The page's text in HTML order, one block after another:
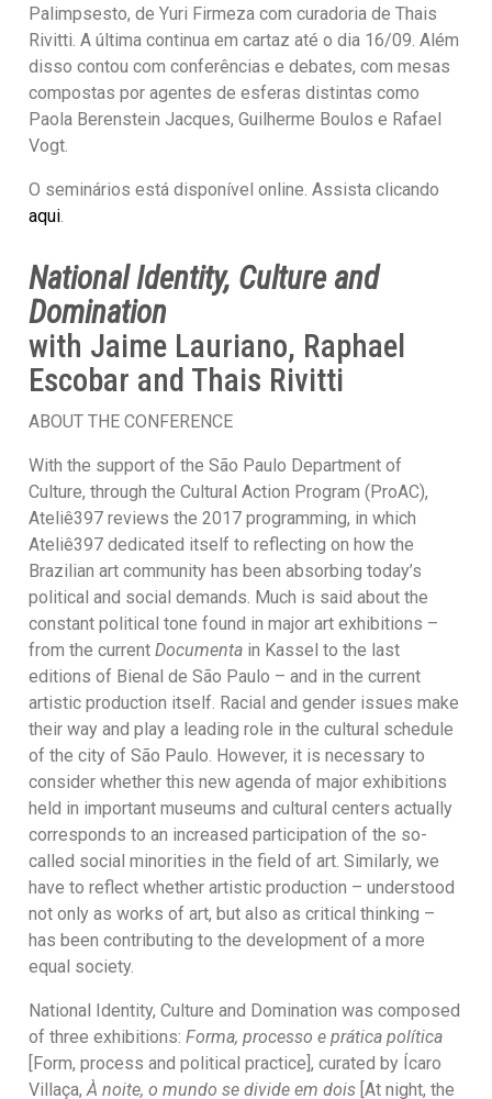
Palimpsesto, de Yuri Firmeza com curadoria de Thais
Rivitti. A última continua em cartaz até o dia 16/09. Além
disso contou com conferências e debates, com mesas
compostas por agentes de esferas distintas como
Paola Berenstein Jacques, Guilherme Boulos e Rafael
Vogt.
O seminários está disponível online. Assista clicando
aqui.
National Identity, Culture and
Domination
with Jaime Lauriano, Raphael
Escobar and Thais Rivitti
ABOUT THE CONFERENCE
With the support of the São Paulo Department of
Culture, through the Cultural Action Program (ProAC),
Ateliê397 reviews the 2017 programming, in which
Ateliê397 dedicated itself to reflecting on how the
Brazilian art community has been absorbing today’s
political and social demands. Much is said about the
constant political tone found in major art exhibitions –
from the currentDocumenta in Kassel to the last
editions of Bienal de São Paulo – and in the current
artistic production itself. Racial and gender issues make
their way and play a leading role in the cultural schedule
of the city of São Paulo. However, it is necessary to
consider whether this new agenda of major exhibitions
held in important museums and cultural centers actually
corresponds to an increased participation of the so-
called social minorities in the field of art. Similarly, we
have to reflect whether artistic production – understood
not only as works of art, but also as critical thinking –
has been contributing to the development of a more
equal society.
National Identity, Culture and Domination was composed
of three exhibitions:Forma, processo e prática política
[Form, process and political practice], curated by Ícaro
Villaça,À noite, o mundo se divide em dois [At night, the